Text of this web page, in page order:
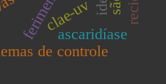
clae-uv
de controle
ascaridíase